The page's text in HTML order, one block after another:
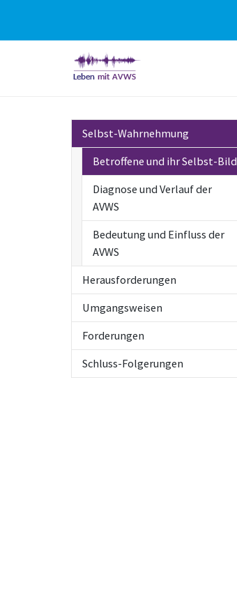
Selbst-Wahrnehmung
Betroffene und ihr Selbst-Bild
Diagnose und Verlauf der
AVWS
Bedeutung und Einfluss der
AVWS
Herausforderungen
Umgangsweisen
Forderungen
Schluss-Folgerungen